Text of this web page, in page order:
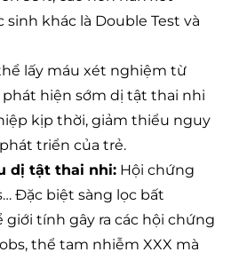
khác là Double Test và
lấy máu xét nghiệm từ
hiện sớm dị tật thai nhi
kịp thời, giảm thiểu nguy
triển của trẻ.
dị tật thai nhi: Hội chứng
Đặc biệt sàng lọc bất
tính gây ra các hội chứng
thể tam nhiễm XXX mà